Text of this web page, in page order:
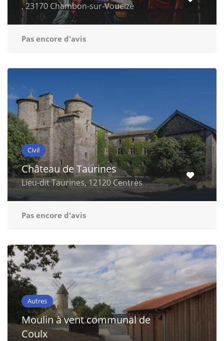
, 23170 Chambon-sur-Voueize
Pas encore d'avis
Civil
Château de Taurines
Lieu-dit Taurines, 12120 Centrès
Pas encore d'avis
Autres
Moulin à vent communal de
Coulx